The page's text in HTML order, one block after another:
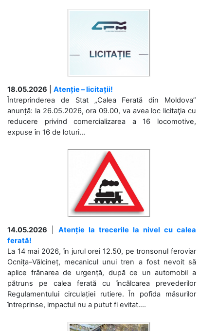
18.05.2026
Atenție – licitații!
Întreprinderea de Stat „Calea Ferată din Moldova”
anunță: la 26.05.2026, ora 09.00, va avea loc licitaţia cu
reducere privind comercializarea a 16 locomotive,
expuse în 16 de loturi...
14.05.2026
Atenție la trecerile la nivel cu calea
ferată!
La 14 mai 2026, în jurul orei 12.50, pe tronsonul feroviar
Ocnița–Vălcineț, mecanicul unui tren a fost nevoit să
aplice frânarea de urgență, după ce un automobil a
pătruns pe calea ferată cu încălcarea prevederilor
Regulamentului circulației rutiere. În pofida măsurilor
întreprinse, impactul nu a putut fi evitat....